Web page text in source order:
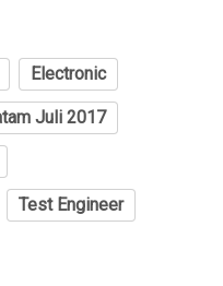
Electronic
Juli 2017
Test Engineer